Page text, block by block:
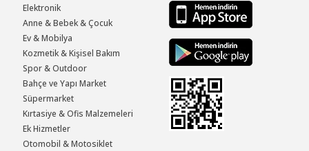
Elektronik
Anne & Bebek & Çocuk
Ev & Mobilya
Kozmetik & Kişisel Bakım
Spor & Outdoor
Bahçe ve Yapı Market
Süpermarket
Kırtasiye & Ofis Malzemeleri
Ek Hizmetler
Otomobil & Motosiklet